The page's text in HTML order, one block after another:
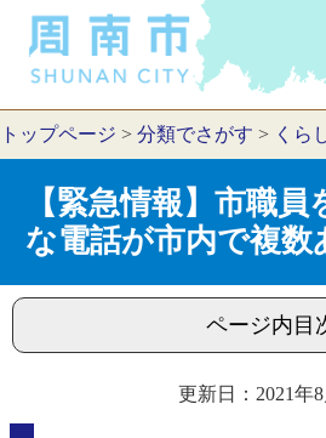
トップページ > 分類でさがす > くら
【緊急情報】市職
な電話が市内で複数
ページ内目
更新日：2021年